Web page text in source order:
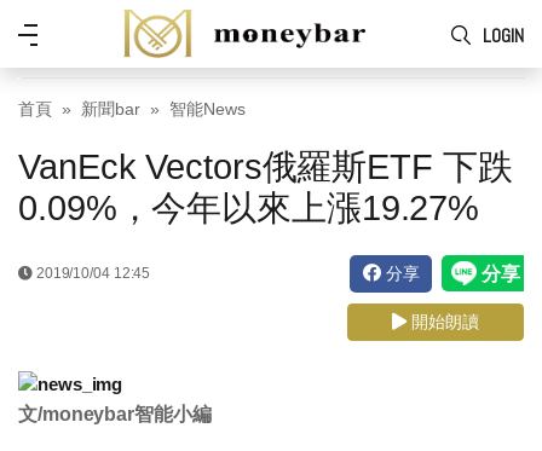
Skip to main content
LOGIN
功
能
表
首頁 新聞bar 智能News
VanEck Vectors俄羅斯ETF 下跌
0.09%，今年以來上漲19.27%
2019/10/04 12:45 分享
開始朗讀
文/moneybar智能小編